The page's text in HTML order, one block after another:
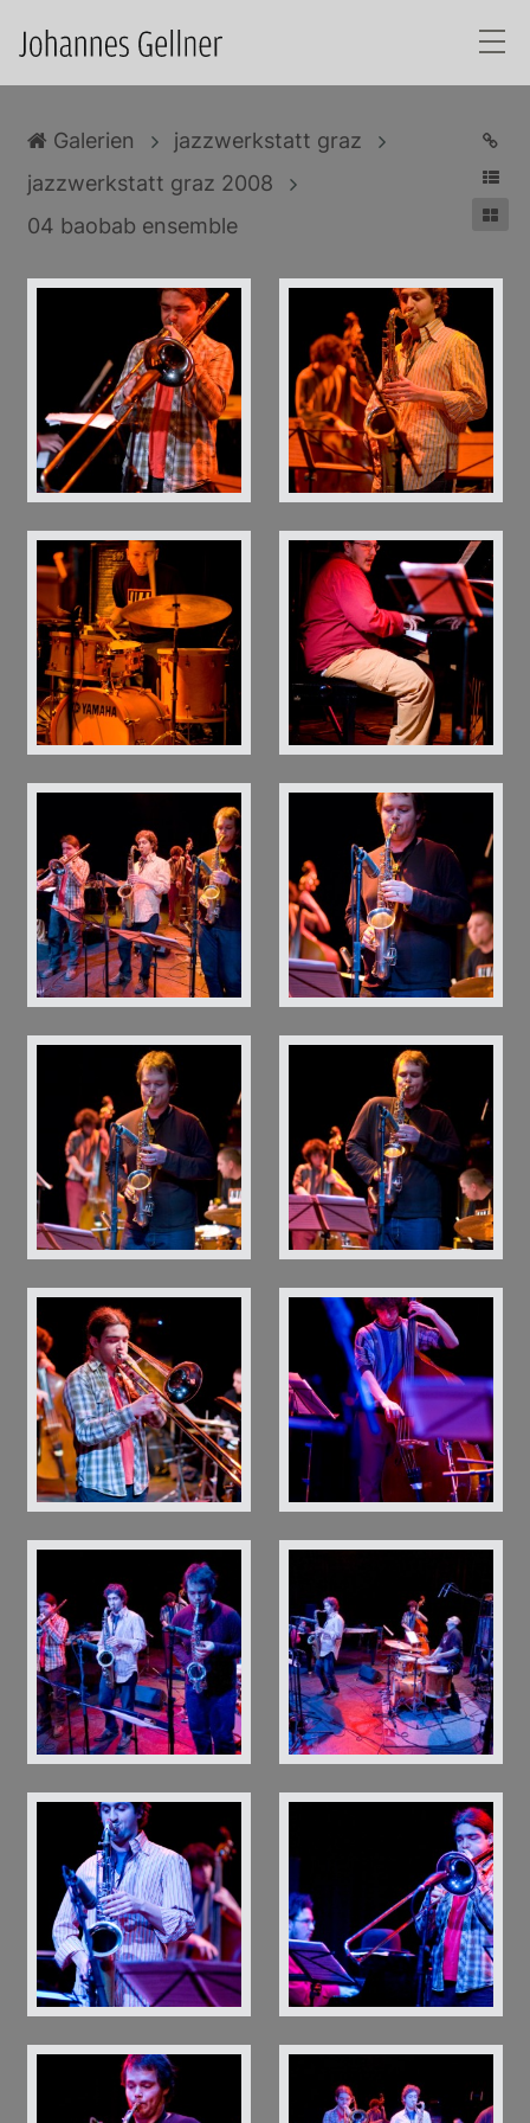
Galerien
jazzwerkstatt graz
jazzwerkstatt graz 2008
04 baobab ensemble
baobab johannes gellner 0002 baobab johannes gellner 0010
baobab johannes gellner 0019 baobab johannes gellner 0022
baobab johannes gellner 0030 baobab johannes gellner 0036
baobab johannes gellner 0039 baobab johannes gellner 0042
baobab johannes gellner 0046 baobab johannes gellner 0049
baobab johannes gellner 0053 baobab johannes gellner 0058
baobab johannes gellner 0062 baobab johannes gellner 0063